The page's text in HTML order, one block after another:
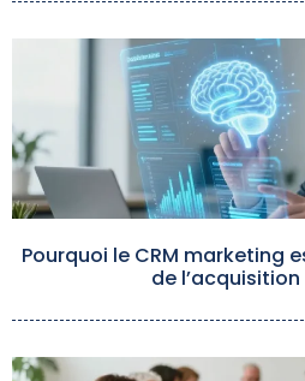
Pourquoi le CRM marketing
de